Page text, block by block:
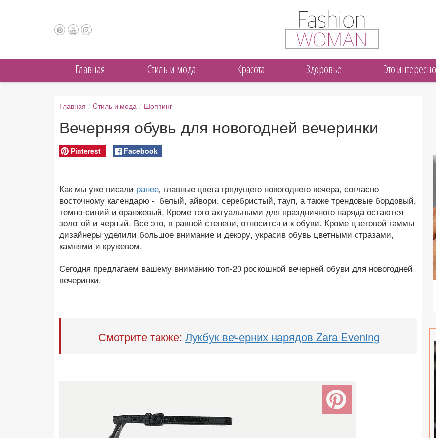
Главная Cтиль и мода Красота Здоровье Это интересно
Главная / Cтиль и мода / Шоппинг
Вечерняя обувь для новогодней вечеринки
Pinterest Facebook
Как мы уже писали ранее, главные цвета грядущего новогоднего вечера, согласно
восточному календарю - белый, айвори, серебристый, тауп, а также трендовые бордовый,
темно-синий и оранжевый. Кроме того актуальными для праздничного наряда остаются
золотой и черный. Все это, в равной степени, относится и к обуви. Кроме цветовой гаммы
дизайнеры уделили большое внимание и декору, украсив обувь цветными стразами,
камнями и кружевом.
Сегодня предлагаем вашему вниманию топ-20 роскошной вечерней обуви для новогодней
вечеринки.
Смотрите также: Лукбук вечерних нарядов Zara Evening